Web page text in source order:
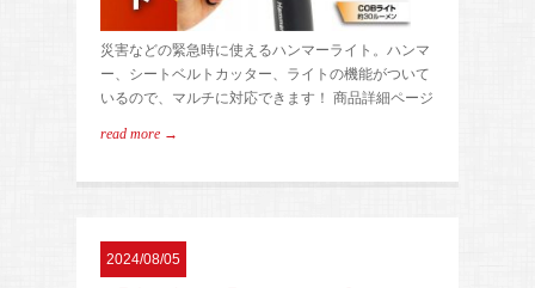
災害などの緊急時に使えるハンマーライト。ハンマ
ー、シートベルトカッター、ライトの機能がついて
いるので、マルチに対応できます！ 商品詳細ページ
read more →
2024/08/05